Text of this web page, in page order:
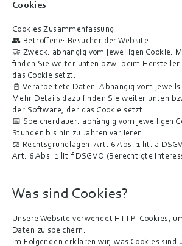
Cookies
Cookies Zusammenfassung
👥 Betroffene: Besucher der Website
🤝 Zweck: abhängig vom jeweiligen Cookie.
finden Sie weiter unten bzw. beim
das Cookie setzt.
📓 Verarbeitete Daten: Abhängig vom
Mehr Details dazu finden Sie weiter unten
der Software, der das Cookie setzt.
📅 Speicherdauer: abhängig vom jeweiligen
Stunden bis hin zu Jahren variieren
⚖️ Rechtsgrundlagen: Art. 6 Abs. 1 lit. a
Art. 6 Abs. 1 lit.f DSGVO (Berechtigte
Was sind Cookies?
Unsere Website verwendet HTTP-Cookies,
Daten zu speichern.
Im Folgenden erklären wir, was Cookies sind